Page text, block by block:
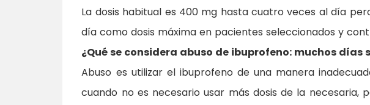
La dosis habitual es 400 mg hasta cuatro veces al día
día como dosis máxima en pacientes seleccionados y
¿Qué se considera abuso de ibuprofeno: muchos días
Abuso es utilizar el ibuprofeno de una manera
cuando no es necesario usar más dosis de la necesaria,